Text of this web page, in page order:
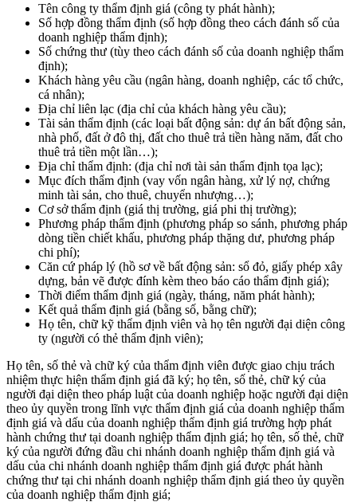
Tên công ty thẩm định giá (công ty phát hành);
Số hợp đồng thẩm định (số hợp đồng theo cách đánh số của
doanh nghiệp thẩm định);
Số chứng thư (tùy theo cách đánh số của doanh nghiệp thẩm
định);
Khách hàng yêu cầu (ngân hàng, doanh nghiệp, các tổ chức,
cá nhân);
Địa chỉ liên lạc (địa chỉ của khách hàng yêu cầu);
Tài sản thẩm định (các loại bất động sản: dự án bất động sản,
nhà phố, đất ở đô thị, đất cho thuê trả tiền hàng năm, đất cho
thuê trả tiền một lần…);
Địa chỉ thẩm định: (địa chỉ nơi tài sản thẩm định tọa lạc);
Mục đích thẩm định (vay vốn ngân hàng, xử lý nợ, chứng
minh tài sản, cho thuê, chuyển nhượng…);
Cơ sở thẩm định (giá thị trường, giá phi thị trường);
Phương pháp thẩm định (phương pháp so sánh, phương pháp
dòng tiền chiết khấu, phương pháp thặng dư, phương pháp
chi phí);
Căn cứ pháp lý (hồ sơ về bất động sản: sổ đỏ, giấy phép xây
dựng, bản vẽ được đính kèm theo báo cáo thẩm định giá);
Thời điểm thẩm định giá (ngày, tháng, năm phát hành);
Kết quả thẩm định giá (bằng số, bằng chữ);
Họ tên, chữ kỹ thẩm định viên và họ tên người đại diện công
ty (người có thẻ thẩm định viên);
Họ tên, số thẻ và chữ ký của thẩm định viên được giao chịu trách
nhiệm thực hiện thẩm định giá đã ký; họ tên, số thẻ, chữ ký của
người đại diện theo pháp luật của doanh nghiệp hoặc người đại diện
theo ủy quyền trong lĩnh vực thẩm định giá của doanh nghiệp thẩm
định giá và dấu của doanh nghiệp thẩm định giá trường hợp phát
hành chứng thư tại doanh nghiệp thẩm định giá; họ tên, số thẻ, chữ
ký của người đứng đầu chi nhánh doanh nghiệp thẩm định giá và
dấu của chi nhánh doanh nghiệp thẩm định giá được phát hành
chứng thư tại chi nhánh doanh nghiệp thẩm định giá theo ủy quyền
của doanh nghiệp thẩm định giá;